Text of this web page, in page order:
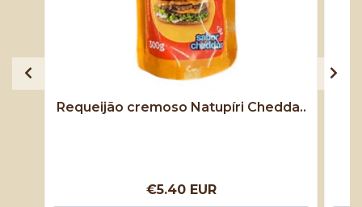
Requeijão cremoso Natupíri Chedda..
€5.40 EUR